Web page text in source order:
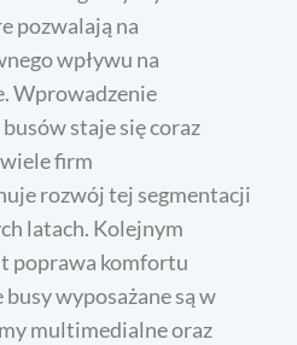
pozwalają na
wpływu na
Wprowadzenie
staje się coraz
firm
rozwój tej segmentacji
latach. Kolejnym
poprawa komfortu
wyposażane są w
multimedialne oraz